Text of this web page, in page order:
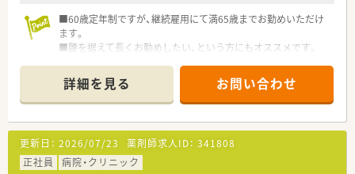
■60歳定年制ですが、継続雇用にて満65歳までお勤めいただけ
ます。
■腰を据えて長くお勤めしたい、という方にもオススメです。
詳細を見る お問い合わせ
更新日： 2026/07/23 薬剤師求人ID： 341808
正社員
病院・クリニック